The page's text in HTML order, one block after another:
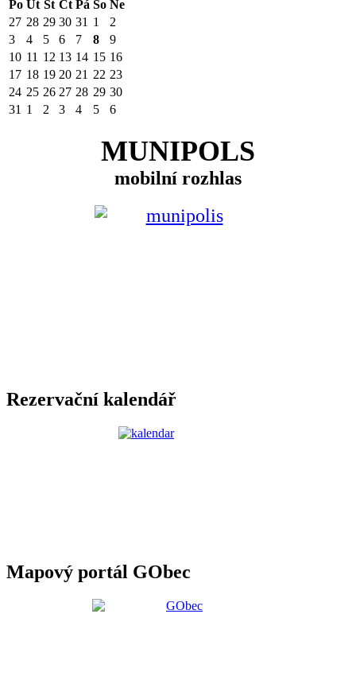
Po Út St Čt Pá So Ne
27 28 29 30 31 1
2
3
4 5 6 7 8
9
10 11 12 13 14 15 16
17 18 19 20 21 22 23
24 25 26 27 28 29 30
31 1 2 3 4 5 6
MUNIPOLS
mobilní rozhlas
Rezervační kalendář
Mapový portál GObec